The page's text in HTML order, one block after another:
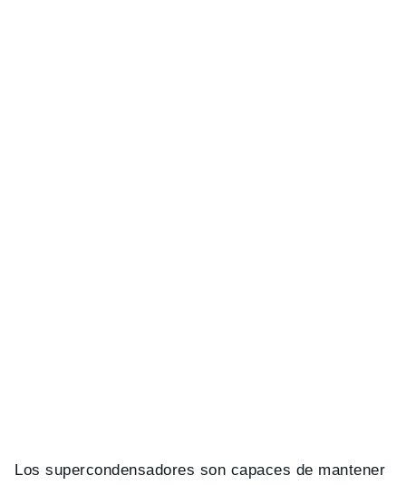
Los supercondensadores son capaces de mantener